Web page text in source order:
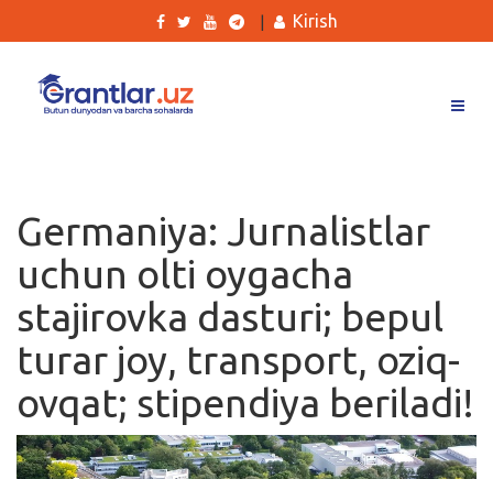
Ishlar
Kurslar
Blog
Yana
Kirish
Germaniya: Jurnalistlar
uchun olti oygacha
stajirovka dasturi; bepul
turar joy, transport, oziq-
ovqat; stipendiya beriladi!